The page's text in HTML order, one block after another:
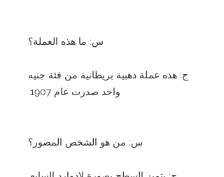
س: ما هذه العملة؟
ج: هذه عملة ذهبية بريطانية من فئة جنيه
واحد صدرت عام 1907.
س: من هو الشخص المصور؟